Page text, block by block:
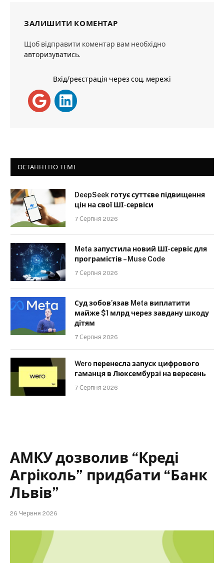
ЗАЛИШИТИ КОМЕНТАР
Щоб відправити коментар вам необхідно
авторизуватись.
Вхід/реєстрація через соц. мережі
ОСТАННІ ПО ТЕМІ
DeepSeek готує суттєве підвищення
цін на свої ШІ-сервіси
7 Серпня 2026
Meta запустила новий ШІ-сервіс для
програмістів – Muse Code
7 Серпня 2026
Суд зобов’язав Meta виплатити
майже $1 млрд через завдану шкоду
дітям
7 Серпня 2026
Wero перенесла запуск цифрового
гаманця в Люксембурзі на вересень
7 Серпня 2026
АМКУ дозволив “Креді
Агріколь” придбати “Банк
Львів”
26 Червня 2026